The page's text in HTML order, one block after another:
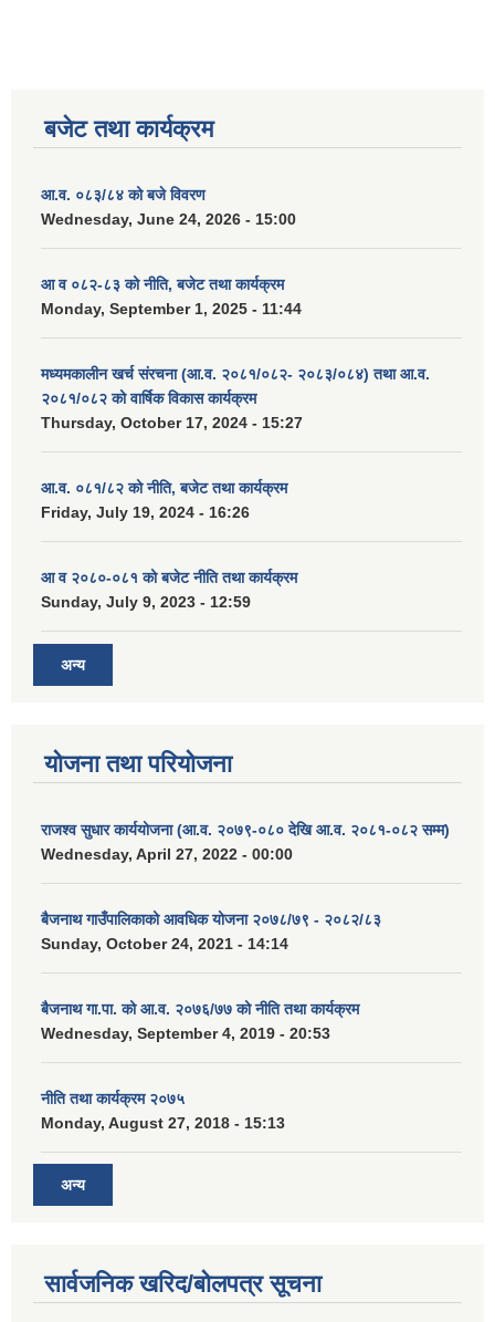
बजेट तथा कार्यक्रम
आ.व. ०८३/८४ को बजे विवरण
Wednesday, June 24, 2026 - 15:00
आ व ०८२-८३ को नीति, बजेट तथा कार्यक्रम
Monday, September 1, 2025 - 11:44
मध्यमकालीन खर्च संरचना (आ.व. २०८१/०८२- २०८३/०८४) तथा आ.व.
२०८१/०८२ को वार्षिक विकास कार्यक्रम
Thursday, October 17, 2024 - 15:27
आ.व. ०८१/८२ को नीति, बजेट तथा कार्यक्रम
Friday, July 19, 2024 - 16:26
आ व २०८०-०८१ को बजेट नीति तथा कार्यक्रम
Sunday, July 9, 2023 - 12:59
अन्य
योजना तथा परियोजना
राजश्व सुधार कार्ययोजना (आ.व. २०७९-०८० देखि आ.व. २०८१-०८२ सम्म)
Wednesday, April 27, 2022 - 00:00
बैजनाथ गाउँपालिकाको आवधिक योजना २०७८/७९ - २०८२/८३
Sunday, October 24, 2021 - 14:14
बैजनाथ गा.पा. को आ.व. २०७६/७७ को नीति तथा कार्यक्रम
Wednesday, September 4, 2019 - 20:53
नीति तथा कार्यक्रम २०७५
Monday, August 27, 2018 - 15:13
अन्य
सार्वजनिक खरिद/बोलपत्र सूचना